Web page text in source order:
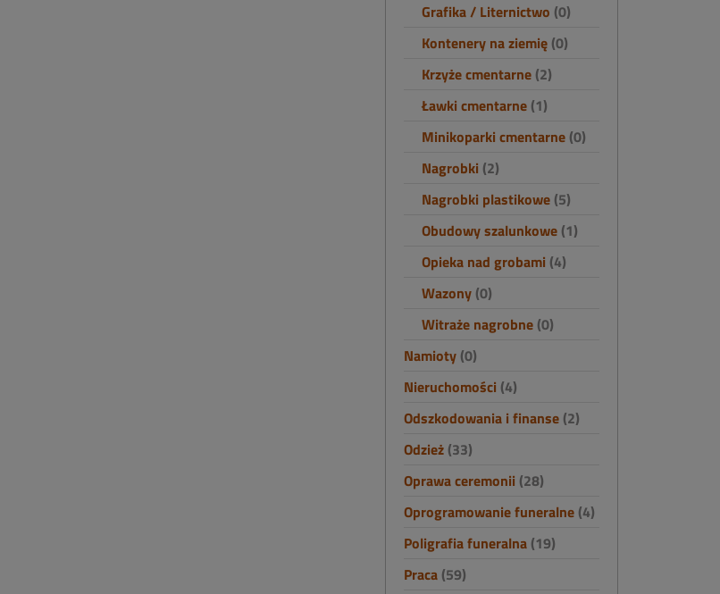
Grafika / Liternictwo (0)
Kontenery na ziemię (0)
Krzyże cmentarne (2)
Ławki cmentarne (1)
Minikoparki cmentarne (0)
Nagrobki (2)
Nagrobki plastikowe (5)
Obudowy szalunkowe (1)
Opieka nad grobami (4)
Wazony (0)
Witraże nagrobne (0)
Namioty (0)
Nieruchomości (4)
Odszkodowania i finanse (2)
Odzież (33)
Oprawa ceremonii (28)
Oprogramowanie funeralne (4)
Poligrafia funeralna (19)
Praca (59)